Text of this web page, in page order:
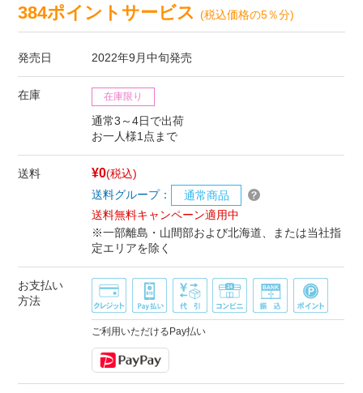
384ポイントサービス(税込価格の5％分)
発売日 2022年9月中旬発売
在庫 在庫限り
通常3～4日で出荷
お一人様1点まで
送料 ¥0(税込)
送料グループ：
通常商品
送料無料キャンペーン適用中
※一部離島・山間部および北海道、または当社指
定エリアを除く
お支払い
方法
ご利用いただけるPay払い